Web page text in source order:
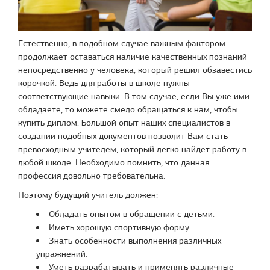
Естественно, в подобном случае важным фактором
продолжает оставаться наличие качественных познаний
непосредственно у человека, который решил обзавестись
корочкой. Ведь для работы в школе нужны
соответствующие навыки. В том случае, если Вы уже ими
обладаете, то можете смело обращаться к нам, чтобы
купить диплом. Большой опыт наших специалистов в
создании подобных документов позволит Вам стать
превосходным учителем, который легко найдет работу в
любой школе. Необходимо помнить, что данная
профессия довольно требовательна.
Поэтому будущий учитель должен:
Обладать опытом в обращении с детьми.
Иметь хорошую спортивную форму.
Знать особенности выполнения различных
упражнений.
Уметь разрабатывать и применять различные